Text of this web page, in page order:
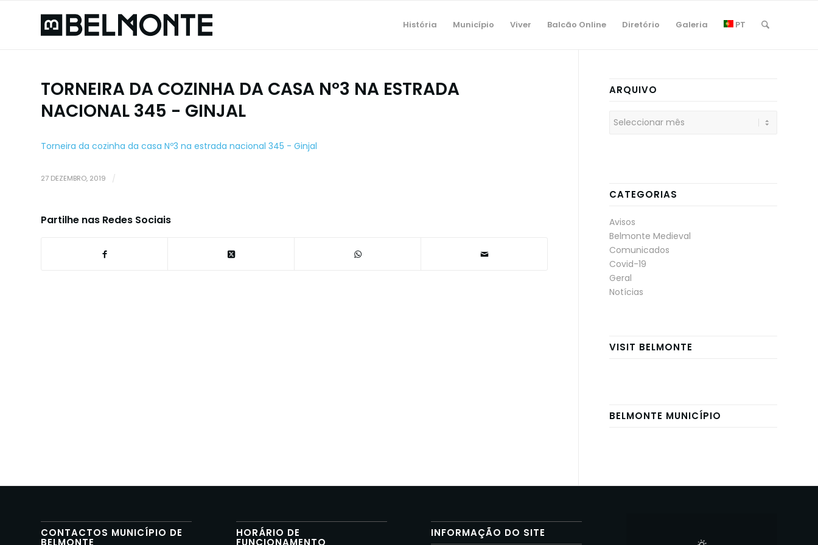
História Município Viver Balcão Online Diretório Galeria PT
TORNEIRA DA COZINHA DA CASA Nº3 NA ESTRADA
NACIONAL 345 - GINJAL
Torneira da cozinha da casa Nº3 na estrada nacional 345 - Ginjal
27 DEZEMBRO, 2019 /
Partilhe nas Redes Sociais
ARQUIVO
CATEGORIAS
Avisos
Belmonte Medieval
Comunicados
Covid-19
Geral
Notícias
VISIT BELMONTE
BELMONTE MUNICÍPIO
CONTACTOS MUNICÍPIO DE
BELMONTE
HORÁRIO DE
FUNCIONAMENTO
INFORMAÇÃO DO SITE